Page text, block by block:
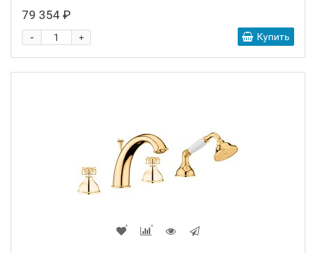
79 354 ₽
+
- Купить